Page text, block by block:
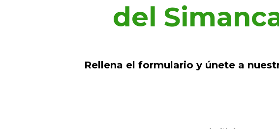
del
Rellena el formulario y únete a